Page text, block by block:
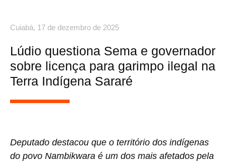
Cuiabá, 17 de dezembro de 2025
Lúdio questiona Sema e governador
sobre licença para garimpo ilegal na
Terra Indígena Sararé
Deputado destacou que o território dos indígenas
do povo Nambikwara é um dos mais afetados pela